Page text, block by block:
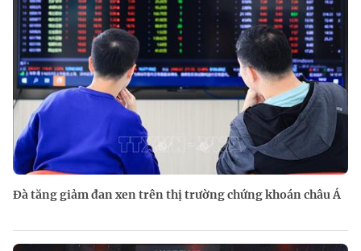
Đà tăng giảm đan xen trên thị trường chứng khoán châu Á